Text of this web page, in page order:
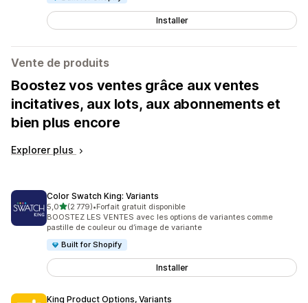
Installer
Vente de produits
Boostez vos ventes grâce aux ventes
incitatives, aux lots, aux abonnements et
bien plus encore
Explorer plus
Color Swatch King: Variants
5,0étoile(s) sur 5
(2 779)
2779 avis au total
•Forfait gratuit disponible
BOOSTEZ LES VENTES avec les options de variantes comme
pastille de couleur ou d’image de variante
Built for Shopify
Installer
King Product Options, Variants